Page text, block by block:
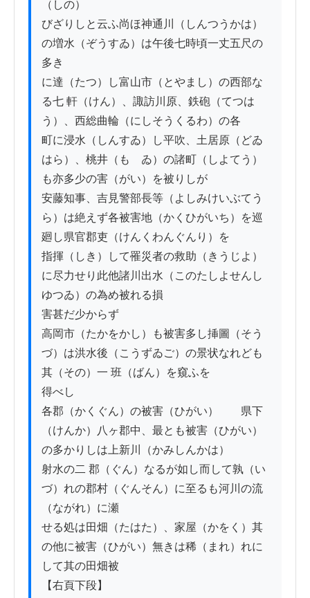
（しの）
びざりしと云ふ尚ほ神通川（しんつうかは）
の増水（ぞうすゐ）は午後七時頃一丈五尺の
多き
に達（たつ）し富山市（とやまし）の西部な
る七 軒（けん）、諏訪川原、鉄砲（てつは
う）、西総曲輪（にしそうくるわ）の各
町に浸水（しんすゐ）し平吹、土居原（どゐ
はら）、桃井（もゝゐ）の諸町（しよてう）
も亦多少の害（がい）を被りしが
安藤知事、吉見警部長等（よしみけいぶてう
ら）は絶えず各被害地（かくひがいち）を巡
廻し県官郡吏（けんくわんぐんり）を
指揮（しき）して罹災者の救助（きうじよ）
に尽力せり此他諸川出水（このたしよせんし
ゆつゐ）の為め被れる損
害甚だ少からず
高岡市（たかをかし）も被害多し挿圖（そう
づ）は洪水後（こうずゐご）の景状なれども
其（その）一 班（ばん）を窺ふを
得べし
各郡（かくぐん）の被害（ひがい）　　県下
（けんか）八ヶ郡中、最とも被害（ひがい）
の多かりしは上新川（かみしんかは）
射水の二 郡（ぐん）なるが如し而して孰（い
づ）れの郡村（ぐんそん）に至るも河川の流
（ながれ）に瀬
せる処は田畑（たはた）、家屋（かをく）其
の他に被害（ひがい）無きは稀（まれ）れに
して其の田畑被
【右頁下段】